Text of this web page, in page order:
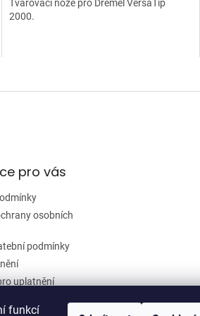
funkcí
Tvarovací nože pro Dremel VersaTip
2000.
v
p
i
s
pro vás
osobních
podmínky
uplatnění